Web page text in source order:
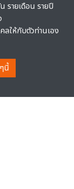
รายเดือน รายปี
ลให้กับตัวท่านเอง
นี้